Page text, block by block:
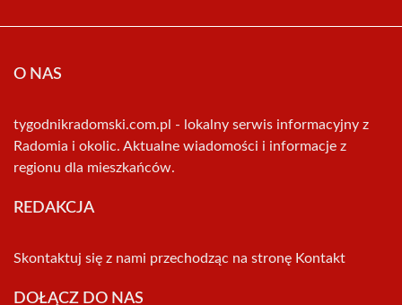
O NAS
tygodnikradomski.com.pl - lokalny serwis informacyjny z
Radomia i okolic. Aktualne wiadomości i informacje z
regionu dla mieszkańców.
REDAKCJA
Skontaktuj się z nami przechodząc na stronę Kontakt
DOŁĄCZ DO NAS